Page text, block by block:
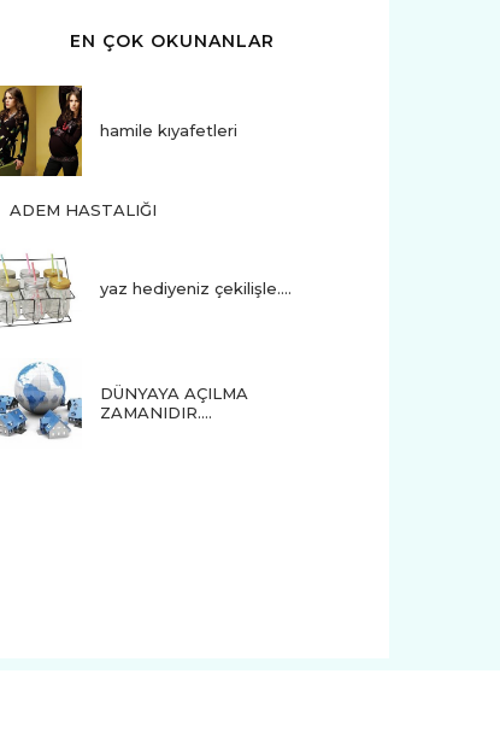
EN ÇOK OKUNANLAR
hamile kıyafetleri
ADEM HASTALIĞI
yaz hediyeniz çekilişle....
DÜNYAYA AÇILMA
ZAMANIDIR….